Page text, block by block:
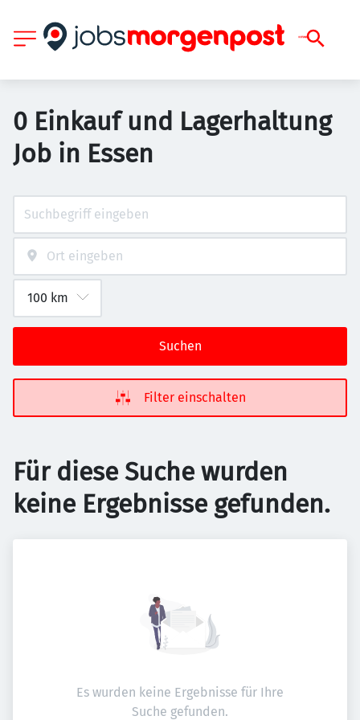
0 Einkauf und Lagerhaltung
Job in Essen
Suchen
Filter einschalten
Für diese Suche wurden
keine Ergebnisse gefunden.
Es wurden keine Ergebnisse für Ihre
Suche gefunden.